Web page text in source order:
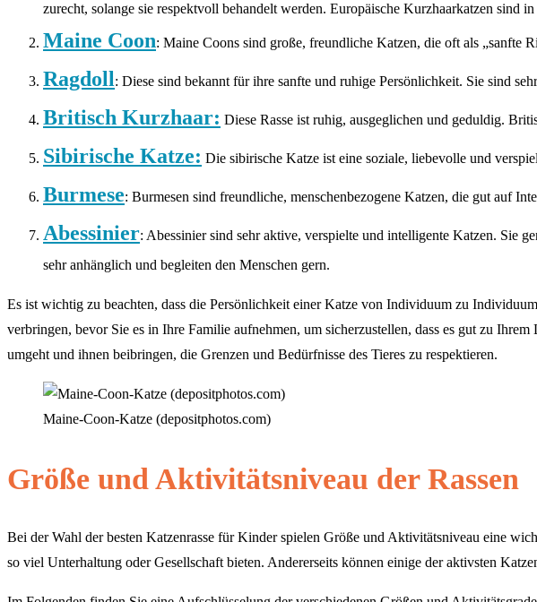
zurecht, solange sie respektvoll behandelt werden. Europäische Kurzhaarkatzen
Maine Coon: Maine Coons sind große, freundliche Katzen, die oft als „sanfte
Ragdoll: Diese sind bekannt für ihre sanfte und ruhige Persönlichkeit. Sie sind
Britisch Kurzhaar: Diese Rasse ist ruhig, ausgeglichen und geduldig.
Sibirische Katze: Die sibirische Katze ist eine soziale, liebevolle und
Burmese: Burmesen sind freundliche, menschenbezogene Katzen, die gut auf
Abessinier: Abessinier sind sehr aktive, verspielte und intelligente Katzen. Sie
sehr anhänglich und begleiten den Menschen gern.
Es ist wichtig zu beachten, dass die Persönlichkeit einer Katze von Individuum zu
verbringen, bevor Sie es in Ihre Familie aufnehmen, um sicherzustellen, dass es gut zu
umgeht und ihnen beibringen, die Grenzen und Bedürfnisse des Tieres zu respektieren.
Maine-Coon-Katze (depositphotos.com)
Größe und Aktivitätsniveau der Rassen
Bei der Wahl der besten Katzenrasse für Kinder spielen Größe und Aktivitätsniveau eine
so viel Unterhaltung oder Gesellschaft bieten. Andererseits können einige der aktivsten